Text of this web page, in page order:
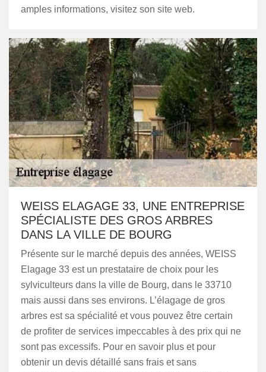
amples informations, visitez son site web.
WEISS ELAGAGE 33, UNE ENTREPRISE
SPÉCIALISTE DES GROS ARBRES
DANS LA VILLE DE BOURG
Présente sur le marché depuis des années, WEISS
Elagage 33 est un prestataire de choix pour les
sylviculteurs dans la ville de Bourg, dans le 33710
mais aussi dans ses environs. L’élagage de gros
arbres est sa spécialité et vous pouvez être certain
de profiter de services impeccables à des prix qui ne
sont pas excessifs. Pour en savoir plus et pour
obtenir un devis détaillé sans frais et sans